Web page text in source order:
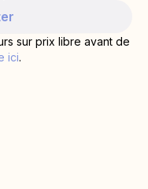
sur prix libre avant de
ici.